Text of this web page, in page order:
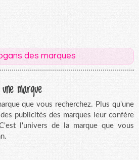
des marques
marque
que vous recherchez. Plus qu'une
publicités des marques leur confère
l'univers de la marque que vous